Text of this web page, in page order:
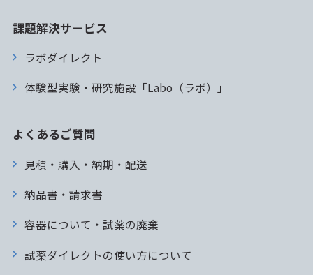
課題解決サービス
ラボダイレクト
体験型実験・研究施設「Labo（ラボ）」
よくあるご質問
見積・購入・納期・配送
納品書・請求書
容器について・試薬の廃棄
試薬ダイレクトの使い方について